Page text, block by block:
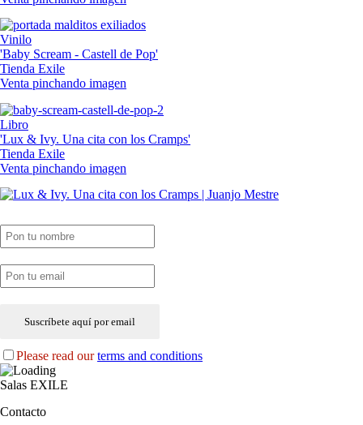
Vinilo
'Baby Scream - Castell de Pop'
Tienda Exile
Venta pinchando imagen
Libro
'Lux & Ivy. Una cita con los Cramps'
Tienda Exile
Venta pinchando imagen
Please read ourterms and conditions
Salas EXILE
Contacto